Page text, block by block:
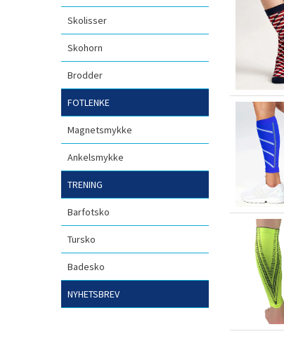
Skolisser
Skohorn
Brodder
FOTLENKE
Magnetsmykke
Ankelsmykke
TRENING
Barfotsko
Tursko
Badesko
NYHETSBREV